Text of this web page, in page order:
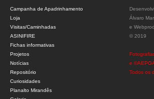
Campanha de Apadrinhamento
Loja
Visitas/Caminhadas
ASINIFIRE
Fichas informativas
Projetos
Notícias
Repositório
Curiosidades
Planalto Mirandês
Álvaro
e
© 2019
e
Todos os